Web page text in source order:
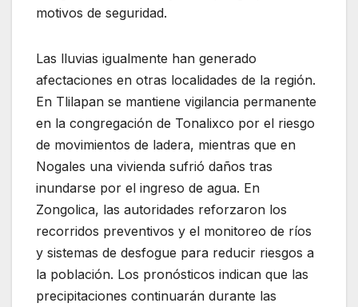
motivos de seguridad.
Las lluvias igualmente han generado
afectaciones en otras localidades de la región.
En Tlilapan se mantiene vigilancia permanente
en la congregación de Tonalixco por el riesgo
de movimientos de ladera, mientras que en
Nogales una vivienda sufrió daños tras
inundarse por el ingreso de agua. En
Zongolica, las autoridades reforzaron los
recorridos preventivos y el monitoreo de ríos
y sistemas de desfogue para reducir riesgos a
la población. Los pronósticos indican que las
precipitaciones continuarán durante las